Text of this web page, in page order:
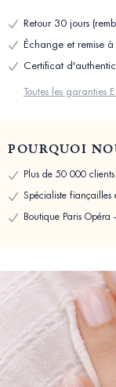
Retour 30 jours
Échange et remise
Certificat
Toutes les garanties
POURQUOI
Plus de 50 000
Spécialiste
Boutique Paris Opéra